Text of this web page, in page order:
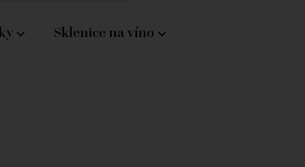
Sklenice na víno